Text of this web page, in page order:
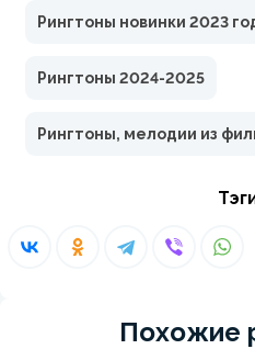
Рингтоны новинки 2023
Рингтоны 2024-2025
Рингтоны, мелодии из
Похожие